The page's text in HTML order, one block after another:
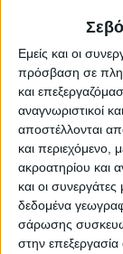
Εμείς και οι
πρόσβαση σε
και
αναγνωριστικοί
αποστέλλονται
και περιεχόμενο,
ακροατηρίου και
και οι
δεδομένα
σάρωσης
στην
Τότε ήταν που
σορός του Π.Σ
πάνω σε όγκο
αν και
κι άλλο την
Για τη
να φορέσει
καθώς η υψηλή
κάθε ίχνος